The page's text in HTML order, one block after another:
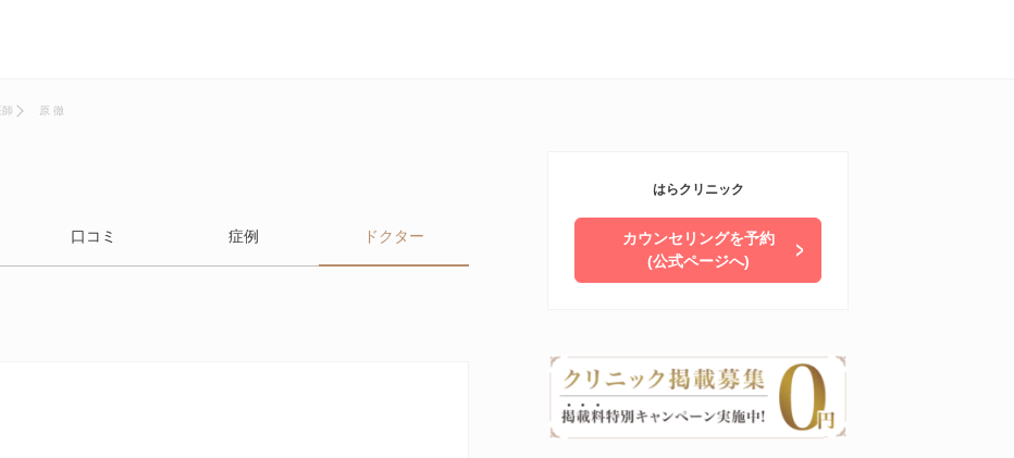
師 原 徹
口コミ 症例 ドクター
はらクリニック
カウンセリングを予約
(公式ページへ)